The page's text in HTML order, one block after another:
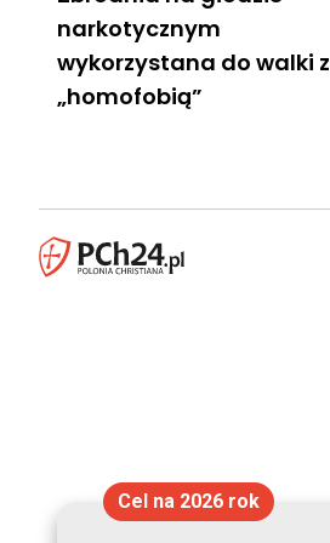
narkotycznym
wykorzystana do walki z
„homofobią”
Cel na 2026 rok